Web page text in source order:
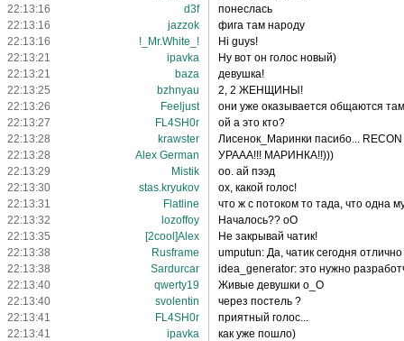
22:13:16
d3f
понеслась
22:13:16
jazzok
фига там народу
22:13:16
!_Mr.White_!
Hi guys!
22:13:21
ipavka
Ну вот он голос новый)
22:13:21
baza
девушка!
22:13:25
bzhnyau
2, 2 ЖЕНЩИНЫ!
22:13:26
Feeljust
они уже оказывается общаются
22:13:27
FL4SH0r
ой а это кто?
22:13:28
krawster
Лисенок_Маринки пасибо... RECON
22:13:28
Alex German
УРААА!!! МАРИНКА!!)))
22:13:29
Mistik
оо. ай пээд
22:13:30
stas.kryukov
ох, какой голос!
22:13:31
Flatline
что ж с потоком то тада, что одна
22:13:32
lozoffoy
Началось?? оО
22:13:35
[2cool]Alex
Не закрывай чатик!
22:13:38
Rusframe
umputun: Да, чатик сегодня
22:13:38
Sardurcar
idea_generator: это нужно
22:13:40
qwerty19
Живые девушки о_О
22:13:40
svolentin
через постель ?
22:13:41
FL4SH0r
приятный голос...
22:13:41
ipavka
как уже пошло)